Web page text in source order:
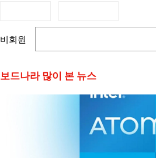
비회원
보드나라 많이 본 뉴스